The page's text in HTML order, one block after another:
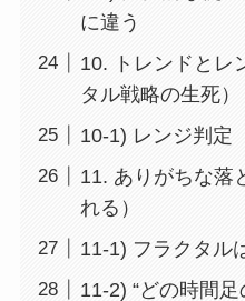
に違う
10. トレンドとレ
タル戦略の生死）
10-1) レンジ判定
11. ありがちな落
れる）
11-1) フラクタル
11-2) “どの時間